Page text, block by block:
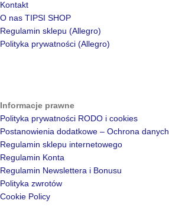
Kontakt
O nas TIPSI SHOP
Regulamin sklepu (Allegro)
Polityka prywatności (Allegro)
Informacje prawne
Polityka prywatności RODO i cookies
Postanowienia dodatkowe – Ochrona danych
Regulamin sklepu internetowego
Regulamin Konta
Regulamin Newslettera i Bonusu
Polityka zwrotów
Cookie Policy